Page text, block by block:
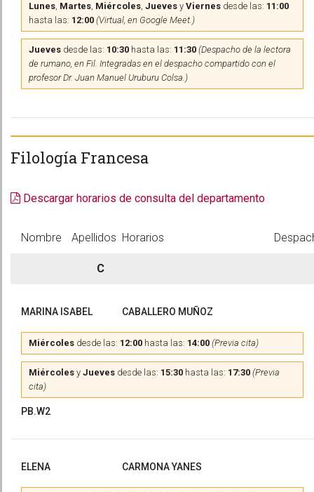
Lunes, Martes, Miércoles, Jueves y Viernes desde las: 11:00
hasta las: 12:00 (Virtual, en Google Meet.)
Jueves desde las: 10:30 hasta las: 11:30 (Despacho de la lectora
de rumano, en Fil. Integradas en el despacho compartido con el
profesor Dr. Juan Manuel Uruburu Colsa.)
Filología Francesa
Descargar horarios de consulta del departamento
Nombre Apellidos Horarios
C
MARINA ISABEL CABALLERO MUÑOZ
Miércoles desde las: 12:00 hasta las: 14:00 (Previa cita)
Miércoles y Jueves desde las: 15:30 hasta las: 17:30 (Previa
cita)
PB.W2
ELENA CARMONA YANES